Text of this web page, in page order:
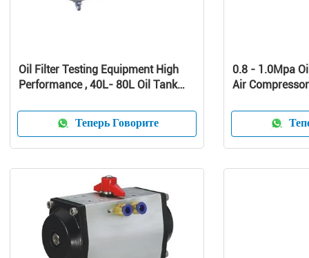
Oil Filter Testing Equipment High
Performance , 40L- 80L Oil Tank
Теперь Говорите
0.8 - 1.0Mpa
Air
Compressor